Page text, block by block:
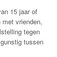
15 jaar of
vrienden,
tegen
tussen